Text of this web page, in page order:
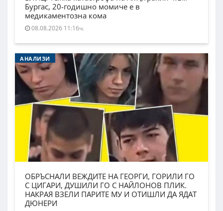
Бургас, 20-годишно момиче е в
медикаментозна кома
08.08.2026 11:16ч.
АНАЛИЗИ
ОБРЪСНАЛИ ВЕЖДИТЕ НА ГЕОРГИ, ГОРИЛИ ГО
С ЦИГАРИ, ДУШИЛИ ГО С НАЙЛОНОВ ПЛИК.
НАКРАЯ ВЗЕЛИ ПАРИТЕ МУ И ОТИШЛИ ДА ЯДАТ
ДЮНЕРИ